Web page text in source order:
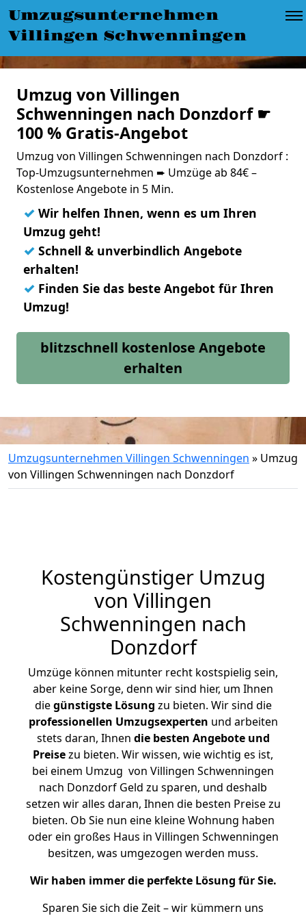
Umzugsunternehmen
Villingen Schwenningen
Umzug von Villingen
Schwenningen nach Donzdorf ☛
100 % Gratis-Angebot
Umzug von Villingen Schwenningen nach Donzdorf :
Top-Umzugsunternehmen ➨ Umzüge ab 84€ –
Kostenlose Angebote in 5 Min.
✓ Wir helfen Ihnen, wenn es um Ihren
Umzug geht!
✓ Schnell & unverbindlich Angebote
erhalten!
✓ Finden Sie das beste Angebot für Ihren
Umzug!
blitzschnell kostenlose Angebote
erhalten
Umzugsunternehmen Villingen Schwenningen » Umzug
von Villingen Schwenningen nach Donzdorf
Kostengünstiger Umzug
von Villingen
Schwenningen nach
Donzdorf
Umzüge können mitunter recht kostspielig sein,
aber keine Sorge, denn wir sind hier, um Ihnen
diegünstigste Lösung zu bieten. Wir sind die
professionellen Umzugsexperten und arbeiten
stets daran, Ihnen die besten Angebote und
Preisezu bieten. Wir wissen, wie wichtig es ist,
bei einem Umzug von Villingen Schwenningen
nach Donzdorf Geld zu sparen, und deshalb
setzen wir alles daran, Ihnen die besten Preise zu
bieten. Ob Sie nun eine kleine Wohnung haben
oder ein großes Haus in Villingen Schwenningen
besitzen, was umgezogen werden muss.
Wir haben immer die perfekte Lösung für Sie.
Sparen Sie sich die Zeit – wir kümmern uns